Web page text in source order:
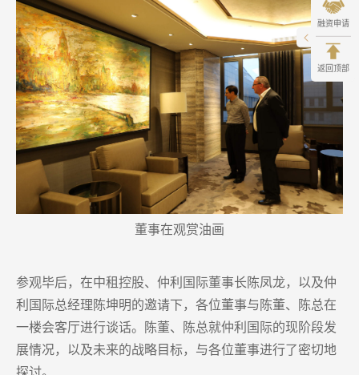
董事在观赏油画
参观毕后，在中租控股、仲利国际董事长陈凤龙，以及仲
利国际总经理陈坤明的邀请下，各位董事与陈董、陈总在
一楼会客厅进行谈话。陈董、陈总就仲利国际的现阶段发
展情况，以及未来的战略目标，与各位董事进行了密切地
探讨。
融资申请
返回顶部